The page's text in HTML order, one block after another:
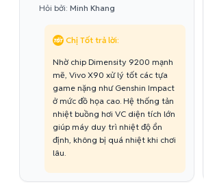
Hỏi bởi: Minh Khang
Chị Tốt trả lời:
Nhờ chip Dimensity 9200 mạnh
mẽ, Vivo X90 xử lý tốt các tựa
game nặng như Genshin Impact
ở mức đồ họa cao. Hệ thống tản
nhiệt buồng hơi VC diện tích lớn
giúp máy duy trì nhiệt độ ổn
định, không bị quá nhiệt khi chơi
lâu.